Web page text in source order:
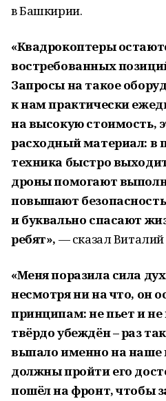
в Башкирии.
«Квадрокоптеры
востребованных
Запросы на такое
к нам практически
на высокую стоимость,
расходный материал: в
техника быстро
дроны помогают
повышают
и буквально спасают
ребят», — сказал
«Меня поразила сила
несмотря ни на что, он
принципам: не пьет и
твёрдо убеждён – раз
выпало именно на наше
должны пройти его
пошёл на фронт, чтобы